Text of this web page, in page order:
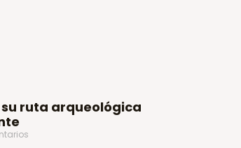
su ruta arqueológica